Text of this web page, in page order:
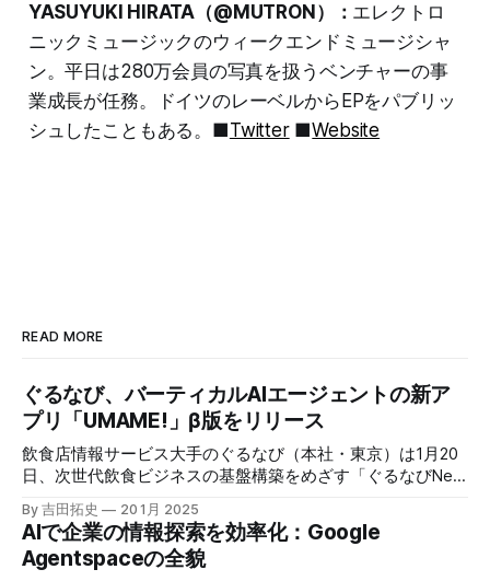
YASUYUKI HIRATA（@MUTRON）： エレクトロ
ニックミュージックのウィークエンドミュージシャ
ン。平日は280万会員の写真を扱うベンチャーの事
業成長が任務。ドイツのレーベルからEPをパブリッ
シュしたこともある。■Twitter■Website
READ MORE
ぐるなび、バーティカルAIエージェントの新ア
プリ「UMAME!」β版をリリース
飲食店情報サービス大手のぐるなび（本社・東京）は1月20
日、次世代飲食ビジネスの基盤構築をめざす「ぐるなびNext
プロジェクト」の初成果として、新たな飲食店探索アプリ
「UMAME!（うまみー！）」のβ版を公開した。
By 吉田拓史 20 1月 2025
AIで企業の情報探索を効率化：Google
Agentspaceの全貌